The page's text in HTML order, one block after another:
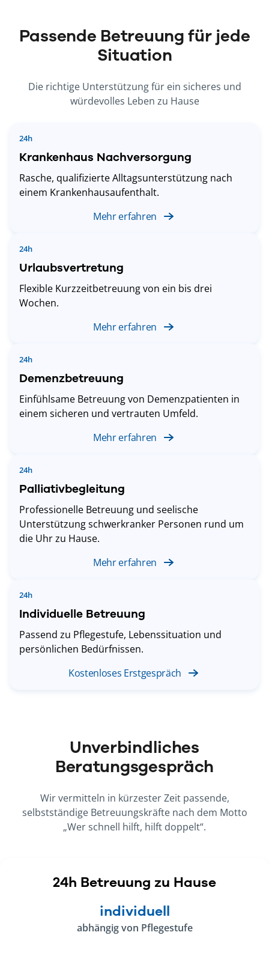
Passende Betreuung für jede
Situation
Die richtige Unterstützung für ein sicheres und
würdevolles Leben zu Hause
Mehr erfahren
24h
Krankenhaus Nachversorgung
Rasche, qualifizierte Alltagsunterstützung nach
einem Krankenhausaufenthalt.
Mehr erfahren
24h
Urlaubsvertretung
Flexible Kurzzeitbetreuung von ein bis drei
Wochen.
Mehr erfahren
24h
Demenzbetreuung
Einfühlsame Betreuung von Demenzpatienten in
einem sicheren und vertrauten Umfeld.
Mehr erfahren
24h
Palliativbegleitung
Professionelle Betreuung und seelische
Unterstützung schwerkranker Personen rund um
die Uhr zu Hause.
Kostenloses Erstgespräch
24h
Individuelle Betreuung
Passend zu Pflegestufe, Lebenssituation und
persönlichen Bedürfnissen.
Unverbindliches
Beratungsgespräch
Wir vermitteln in kürzester Zeit passende,
selbstständige Betreuungskräfte nach dem Motto
„Wer schnell hilft, hilft doppelt“.
24h Betreuung zu Hause
individuell
abhängig von Pflegestufe